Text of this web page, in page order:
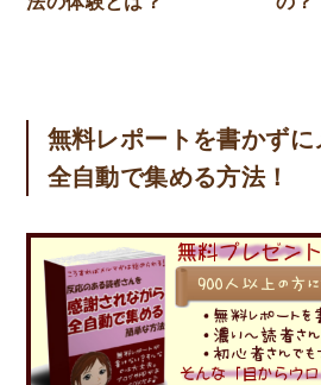
無料レポートを書かず
全自動で集める方法！